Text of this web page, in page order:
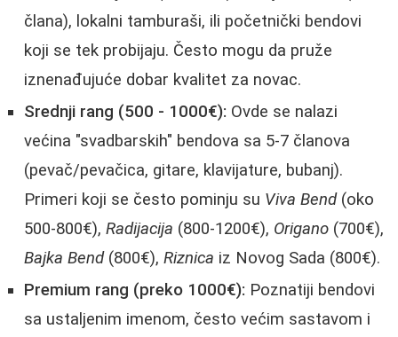
člana), lokalni tamburaši, ili početnički bendovi
koji se tek probijaju. Često mogu da pruže
iznenađujuće dobar kvalitet za novac.
Srednji rang (500 - 1000€): Ovde se nalazi
većina "svadbarskih" bendova sa 5-7 članova
(pevač/pevačica, gitare, klavijature, bubanj).
Primeri koji se često pominju su Viva Bend(oko
500-800€), Radijacija (800-1200€), Origano (700€),
Bajka Bend(800€), Riznica iz Novog Sada (800€).
Premium rang (preko 1000€): Poznatiji bendovi
sa ustaljenim imenom, često većim sastavom i